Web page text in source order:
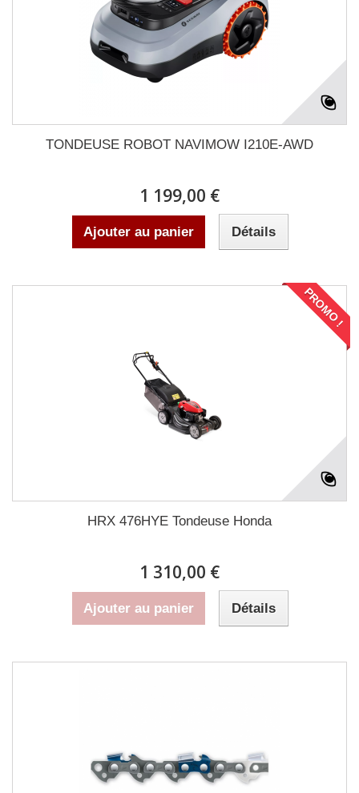
TONDEUSE ROBOT NAVIMOW I210E-AWD
1 199,00 €
Ajouter au panier Détails
PROMO !
HRX 476HYE Tondeuse Honda
1 310,00 €
Ajouter au panier Détails